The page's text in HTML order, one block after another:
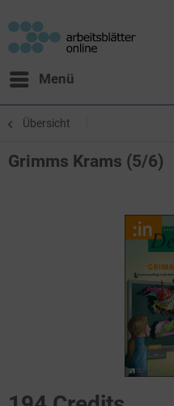
Menü
Übersicht
Grimms Krams (5/6)